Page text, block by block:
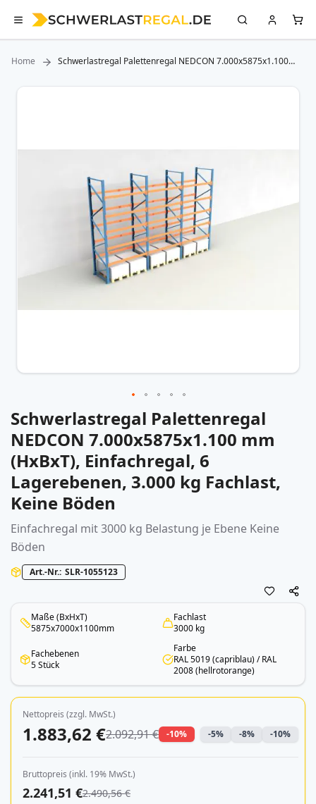
Home
Schwerlastregal Palettenregal NEDCON 7.000x5875x1.100
Zum
Zum
Anfang
der
Bildergalerie
springen
Schwerlastregal Palettenregal
NEDCON 7.000x5875x1.100 mm
(HxBxT), Einfachregal, 6
Lagerebenen, 3.000 kg Fachlast,
Keine Böden
Einfachregal mit 3000 kg Belastung je Ebene Keine
Böden
Art.-Nr. SLR-1055123
Maße (BxHxT)
5875x7000x1100mm
Fachlast
3000 kg
Fachebenen
5 Stück
Farbe
RAL 5019 (capriblau) / RAL
2008 (hellrotorange)
Nettopreis (zzgl. MwSt.)
1.883,62 €2.092,91 € -10% -5% -8% -10%
Bruttopreis (inkl. 19% MwSt.)
2.241,51 €2.490,56 €